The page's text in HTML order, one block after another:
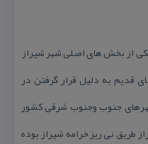
از بخش های اصلی شهر شیراز
قدیم به دلیل قرار گرفتن در
جنوب وجنوب شرقی كشور
طریق نی ریز خرامه شیراز بوده